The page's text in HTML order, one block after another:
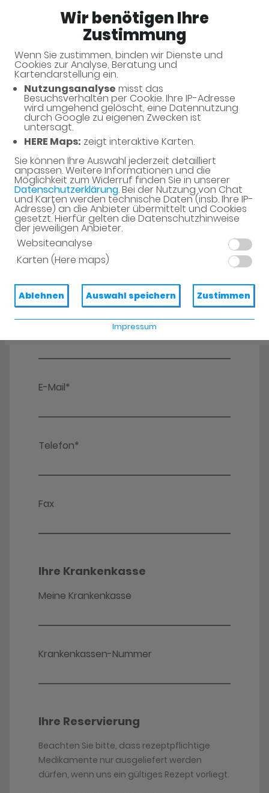
Wir benötigen Ihre
Zustimmung
Wenn Sie zustimmen, binden wir Dienste und
Cookies zur Analyse, Beratung und
Kartendarstellung ein.
Nutzungsanalyse misst das
Besuchsverhalten per Cookie. Ihre IP-Adresse
wird umgehend gelöscht, eine Datennutzung
durch Google zu eigenen Zwecken ist
untersagt.
HERE Maps: zeigt interaktive Karten.
Sie können Ihre Auswahl jederzeit detailliert
anpassen. Weitere Informationen und die
Möglichkeit zum Widerruf finden Sie in unserer
Datenschutzerklärung. Bei der Nutzung von Chat
und Karten werden technische Daten (insb. Ihre IP-
Adresse) an die Anbieter übermittelt und Cookies
gesetzt. Hierfür gelten die Datenschutzhinweise
der jeweiligen Anbieter.
Websiteanalyse
Karten (Here maps)
Ablehnen Auswahl speichern Zustimmen
Impressum
Apotheke an der Krumbek
Unverbindliche Arzneimittel-
Reservierung
Apotheke an der Krumbek
Königsberger Str. 2, 25479 Ellerau
Eine Bearbeitung und Abholung der unverbindlichen
Arzneimittel-Reservierung ist nur während der
Öffnungszeiten möglich.